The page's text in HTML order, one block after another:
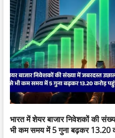
भारत में शेयर बाजार निवेशकों की
भी कम समय में 5 गुना बढ़कर 13.20